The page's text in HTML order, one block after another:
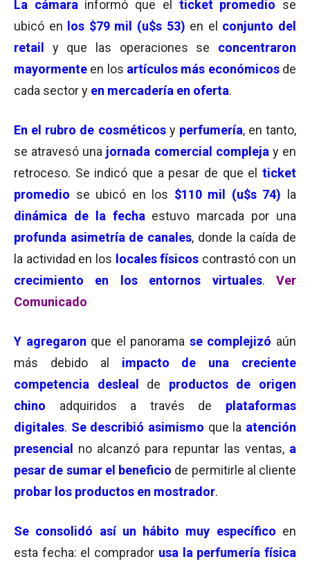
La cámara informó que el ticket promedio se
ubicó en
los $79 mil (u$s 53) en el conjunto del
retail
y que las operaciones se concentraron
mayormente en los artículos más económicosde
cada sector y en mercadería en oferta.
En el rubro de cosméticos y perfumería, en tanto,
se atravesó una jornada comercial compleja y en
retroceso. Se indicó que a pesar de que el ticket
promedio se ubicó en los $110 mil (u$s 74) la
dinámica de la fecha estuvo marcada por una
profunda asimetría de canales, donde la caída de
la actividad en los locales físicos contrastó con un
crecimiento en los entornos virtuales.Ver
Comunicado
Y agregaron que el panorama se complejizó aún
más debido al
impacto de una creciente
competencia desleal
de productos de origen
chino adquiridos a través de plataformas
digitales. Se describió asimismo que la atención
presencial
no alcanzó para repuntar las ventas, a
pesar de sumar el beneficio de permitirle al cliente
probar los productos en mostrador.
Se consolidó así un hábito muy específico en
esta fecha: el comprador usa la perfumería física